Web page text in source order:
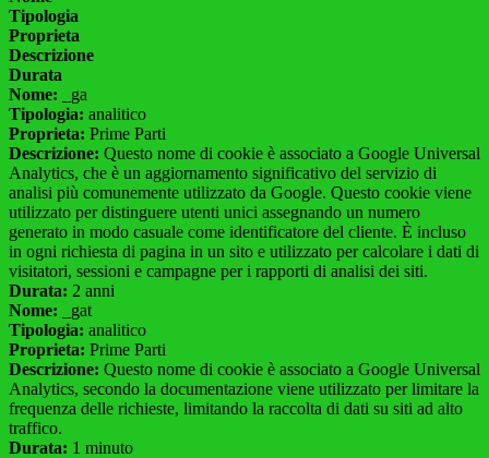
Tipologia
Proprieta
Descrizione
Durata
Nome: _ga
Tipologia: analitico
Proprieta: Prime Parti
Descrizione: Questo nome di cookie è associato a Google Universal
Analytics, che è un aggiornamento significativo del servizio di
analisi più comunemente utilizzato da Google. Questo cookie viene
utilizzato per distinguere utenti unici assegnando un numero
generato in modo casuale come identificatore del cliente. È incluso
in ogni richiesta di pagina in un sito e utilizzato per calcolare i dati di
visitatori, sessioni e campagne per i rapporti di analisi dei siti.
Durata: 2 anni
Nome: _gat
Tipologia: analitico
Proprieta: Prime Parti
Descrizione: Questo nome di cookie è associato a Google Universal
Analytics, secondo la documentazione viene utilizzato per limitare la
frequenza delle richieste, limitando la raccolta di dati su siti ad alto
traffico.
Durata: 1 minuto